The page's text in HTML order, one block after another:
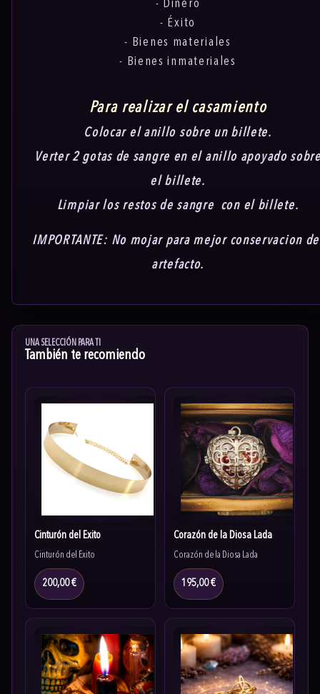
- Dinero
- Éxito
- Bienes materiales
- Bienes inmateriales
Para realizar el casamiento
Colocar el anillo sobre un billete.
Verter 2 gotas de sangre en el anillo apoyado
el billete.
Limpiar los restos de sangre con el billete.
IMPORTANTE: No mojar para mejor conservacion
artefacto.
UNA SELECCIÓN PARA TI
También te recomiendo
Cinturón del Éxito
Cinturón del Éxito
200,00 €
Corazón de la Diosa Lada
Corazón de la Diosa Lada
195,00 €